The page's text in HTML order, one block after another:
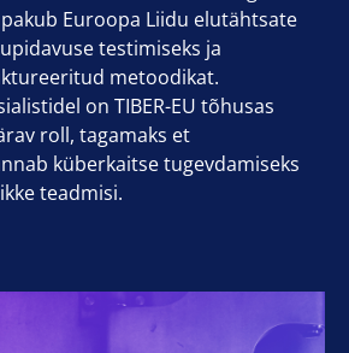
Euroopa Liidu elutähtsate
testimiseks ja
metoodikat.
on TIBER-EU tõhusas
roll, tagamaks et
küberkaitse tugevdamiseks
teadmisi.